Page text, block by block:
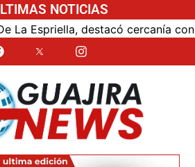
NOTICIAS
destacó cercanía con el